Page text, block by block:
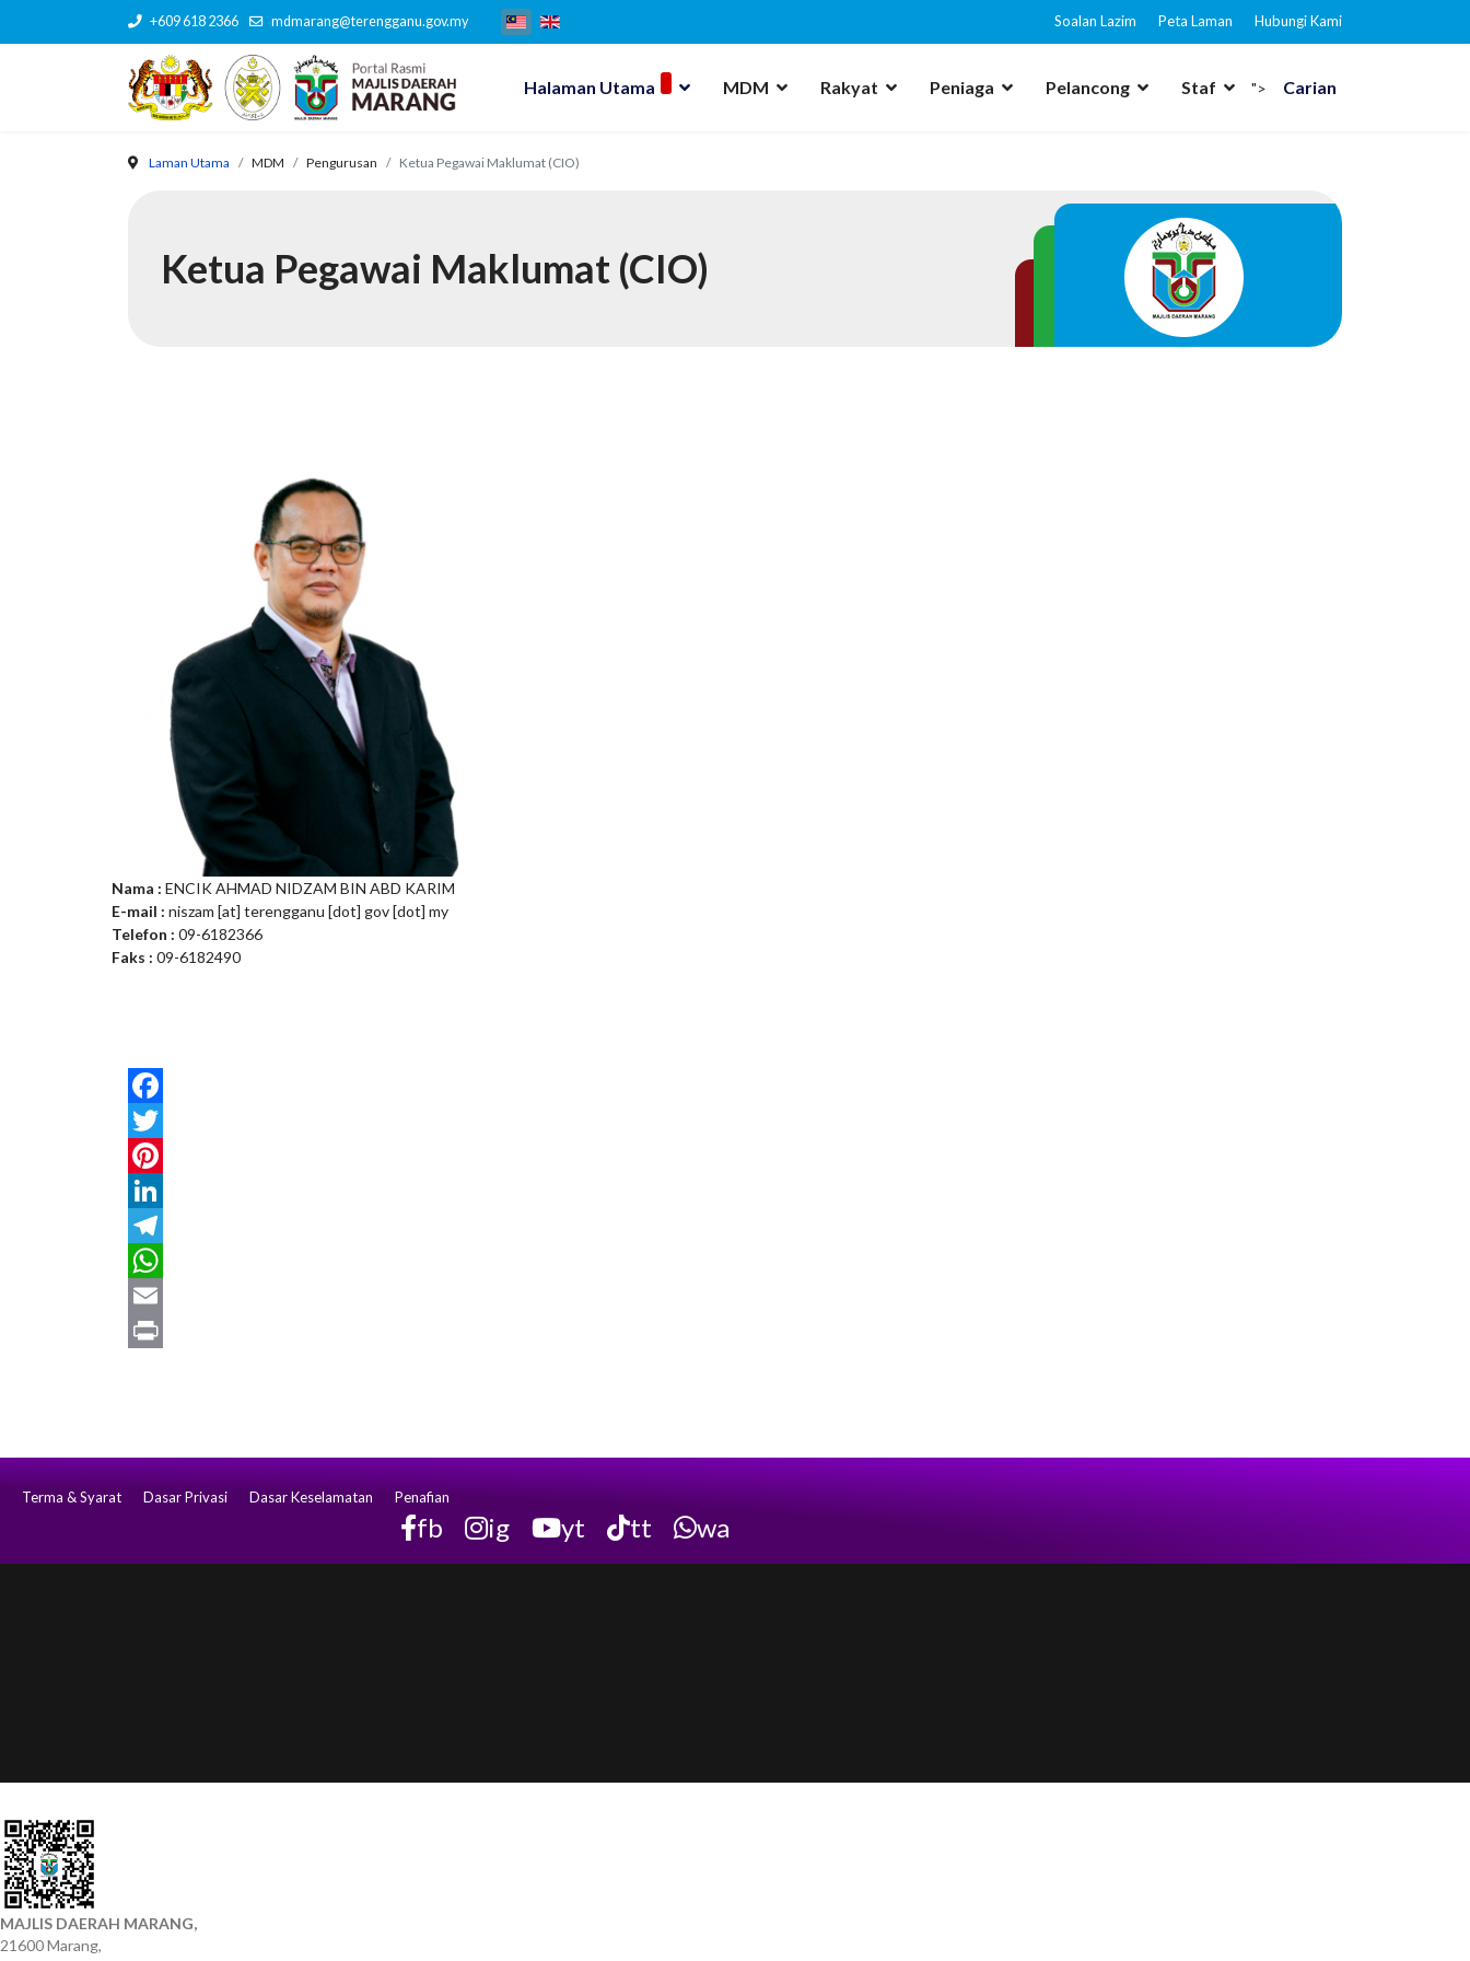
+609 618 2366 mdmarang@terengganu.gov.my Soalan Lazim Peta Laman Hubungi Kami
Halaman Utama MDM Rakyat Peniaga Pelancong Staf "> Carian
Laman Utama MDM Pengurusan Ketua Pegawai Maklumat (CIO)
Ketua Pegawai Maklumat (CIO)
Nama : ENCIK AHMAD NIDZAM BIN ABD KARIM
E-mail : niszam [at] terengganu [dot] gov [dot] my
Telefon : 09-6182366
Faks : 09-6182490
Facebook
Twitter
Pinterest
LinkedIn
Telegram
WhatsApp
Email
Terma & Syarat Dasar Privasi Dasar Keselamatan Penafian
fb ig yt tt wa
MAJLIS DAERAH MARANG,
21600 Marang,